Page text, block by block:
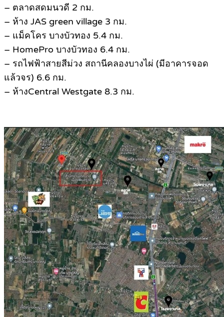
– ตลาดสดมนวดี 2 กม.
– ห้าง JAS green village 3 กม.
– แม็คโคร บางบัวทอง 5.4 กม.
– HomePro บางบัวทอง 6.4 กม.
– รถไฟฟ้าสายสีม่วง สถานีคลองบางไผ่ (มีอาคารจอด
แล้วจร) 6.6 กม.
– ห้างCentral Westgate 8.3 กม.